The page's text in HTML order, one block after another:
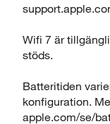
Wifi 7 är
stöds.
Batteritiden
konfiguration.
apple.com/se/